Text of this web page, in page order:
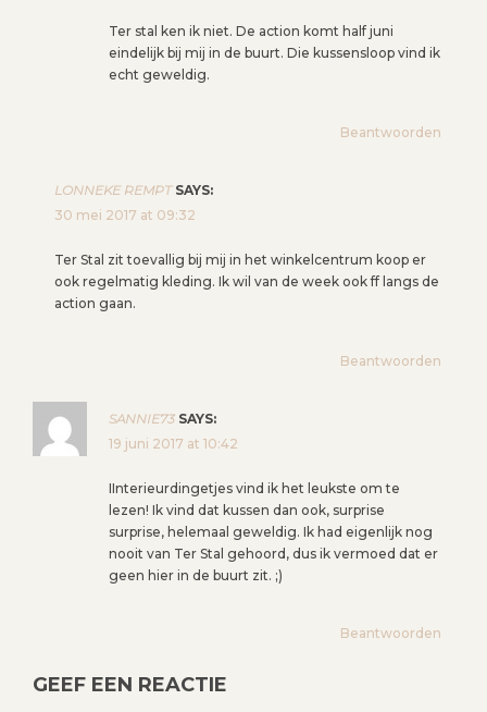
Ter stal ken ik niet. De action komt half juni
eindelijk bij mij in de buurt. Die kussensloop vind ik
echt geweldig.
Beantwoorden
LONNEKE REMPT SAYS:
30 mei 2017 at 09:32
Ter Stal zit toevallig bij mij in het winkelcentrum koop er
ook regelmatig kleding. Ik wil van de week ook ff langs de
action gaan.
Beantwoorden
SANNIE73 SAYS:
19 juni 2017 at 10:42
IInterieurdingetjes vind ik het leukste om te
lezen! Ik vind dat kussen dan ook, surprise
surprise, helemaal geweldig. Ik had eigenlijk nog
nooit van Ter Stal gehoord, dus ik vermoed dat er
geen hier in de buurt zit. ;)
Beantwoorden
GEEF EEN REACTIE